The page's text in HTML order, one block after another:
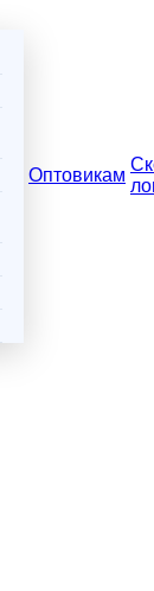
Оптовикам